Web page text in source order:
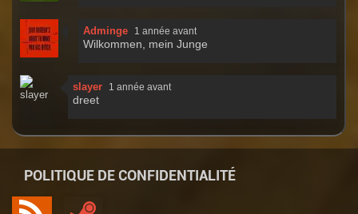
Adminge 1 année avant
Wilkommen, mein Junge
slayer 1 année avant
dreet
POLITIQUE DE CONFIDENTIALITÉ